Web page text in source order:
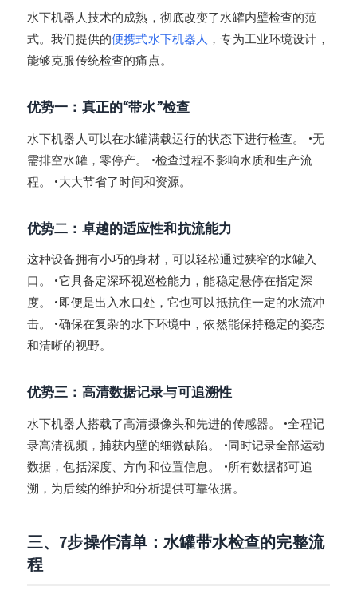
水下机器人技术的成熟，彻底改变了水罐内壁检查的范
式。我们提供的便携式水下机器人 ，专为工业环境设计，
能够克服传统检查的痛点。
优势一：真正的“带水”检查
水下机器人可以在水罐满载运行的状态下进行检查。 •无
需排空水罐，零停产。 •检查过程不影响水质和生产流
程。 •大大节省了时间和资源。
优势二：卓越的适应性和抗流能力
这种设备拥有小巧的身材，可以轻松通过狭窄的水罐入
口。 •它具备定深环视巡检能力，能稳定悬停在指定深
度。 •即便是出入水口处，它也可以抵抗住一定的水流冲
击。 •确保在复杂的水下环境中，依然能保持稳定的姿态
和清晰的视野。
优势三：高清数据记录与可追溯性
水下机器人搭载了高清摄像头和先进的传感器。 •全程记
录高清视频，捕获内壁的细微缺陷。 •同时记录全部运动
数据，包括深度、方向和位置信息。 •所有数据都可追
溯，为后续的维护和分析提供可靠依据。
三、7步操作清单：水罐带水检查的完整流
程